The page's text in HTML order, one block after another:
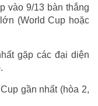
vào 9/13 bàn thắng
(World Cup hoặc
gặp các đại diện
gần nhất (hòa 2,